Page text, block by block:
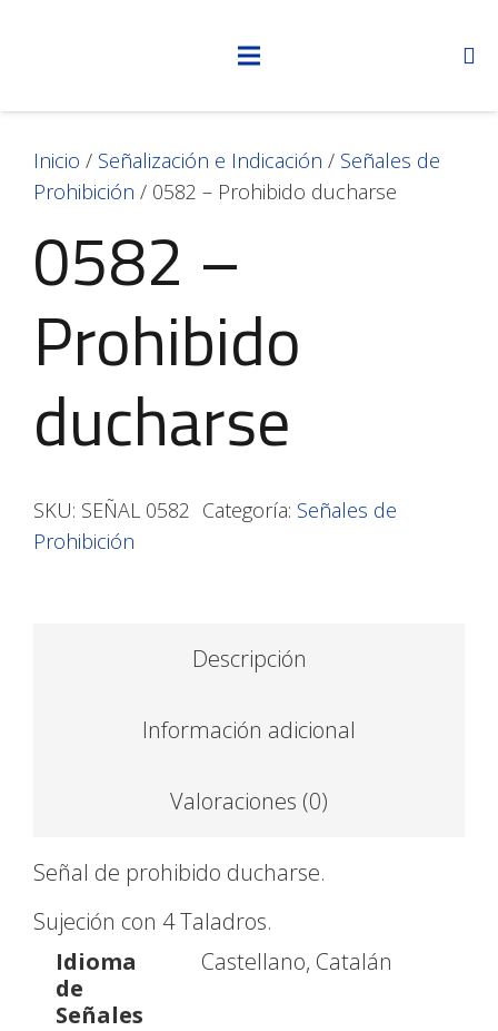
Inicio / Señalización e Indicación / Señales de
Prohibición / 0582 – Prohibido ducharse
0582 –
Prohibido
ducharse
SKU: SEÑAL 0582 Categoría: Señales de
Prohibición
Descripción
Información adicional
Valoraciones (0)
Señal de prohibido ducharse.
Sujeción con 4 Taladros.
Idioma
de
Señales
Castellano, Catalán